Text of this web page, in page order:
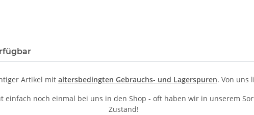
Artikel mit altersbedingten Gebrauchs- und Lagerspuren. Von uns
einfach noch einmal bei uns in den Shop - oft haben wir in unserem
Zustand!